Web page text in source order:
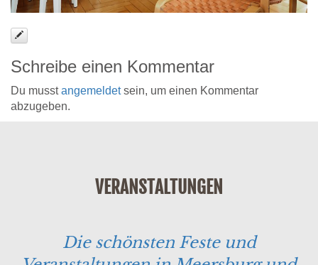
Schreibe einen Kommentar
Du musstangemeldetsein, um einen Kommentar
abzugeben.
VERANSTALTUNGEN
Die schönsten Feste und